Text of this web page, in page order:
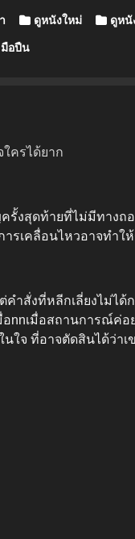
ดูหนังใหม่ ดูหนั
มือปืน
ครได้ยาก
งสุดท้ายที่ไม่มีทางถอ
เคลื่อนไหวอาจทำใ
ำสั่งที่หลีกเลี่ยงไม่ได้
nnเมื่อสถานการณ์ค่
ใจ ที่อาจตัดสินได้ว่า